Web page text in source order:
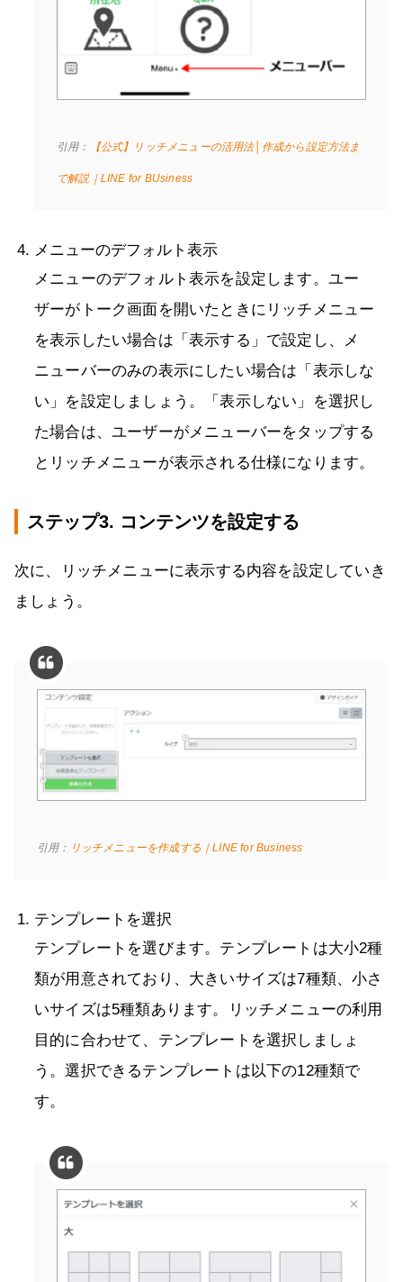
引用： 【公式】リッチメニューの活用法│作成から設定方法ま
で解説｜LINE for BUsiness
メニューのデフォルト表示
メニューのデフォルト表示を設定します。ユー
ザーがトーク画面を開いたときにリッチメニュー
を表示したい場合は「表示する」で設定し、メ
ニューバーのみの表示にしたい場合は「表示しな
い」を設定しましょう。「表示しない」を選択し
た場合は、ユーザーがメニューバーをタップする
とリッチメニューが表示される仕様になります。
ステップ3. コンテンツを設定する
次に、リッチメニューに表示する内容を設定していき
ましょう。
引用： リッチメニューを作成する｜LINE for Business
テンプレートを選択
テンプレートを選びます。テンプレートは大小2種
類が用意されており、大きいサイズは7種類、小さ
いサイズは5種類あります。リッチメニューの利用
目的に合わせて、テンプレートを選択しましょ
う。選択できるテンプレートは以下の12種類で
す。